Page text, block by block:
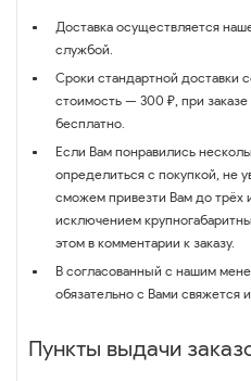
Доставка осуществляется
службой.
Сроки стандартной доставки
стоимость — 300 ₽, при
бесплатно.
Если Вам понравились
определиться с покупкой, не
сможем привезти Вам до трёх
исключением
этом в комментарии к заказу.
В согласованный с нашим
обязательно с Вами свяжется
Пункты выдачи